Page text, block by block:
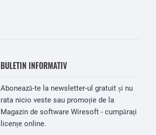
BULETIN INFORMATIV
Abonează-te la newsletter-ul gratuit și nu
rata nicio veste sau promoție de la
Magazin de software Wiresoft - cumpărați
licențe online.